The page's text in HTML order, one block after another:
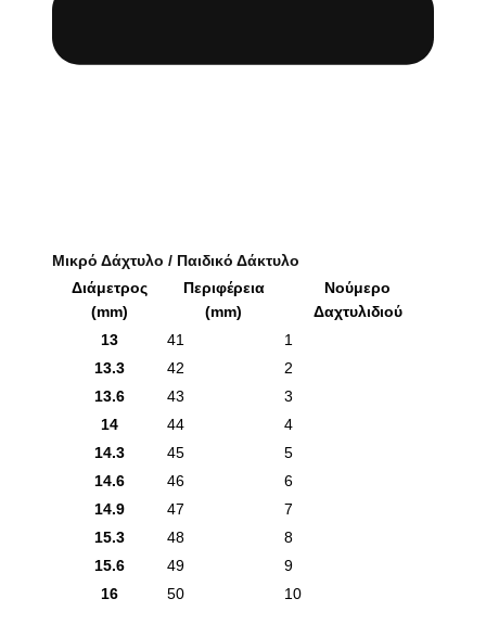
Μικρό Δάχτυλο / Παιδικό Δάκτυλο
Διάμετρος
(mm)
Περιφέρεια
(mm)
Νούμερο
Δαχτυλιδιού
13
41
1
13.3
42
2
13.6
43
3
14
44
4
14.3
45
5
14.6
46
6
14.9
47
7
15.3
48
8
15.6
49
9
16
50 10